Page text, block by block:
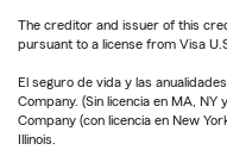
The creditor and issuer of this
pursuant to a license from Visa
El seguro de vida y las
Company. (Sin licencia en MA,
Company (con licencia en New
Illinois.